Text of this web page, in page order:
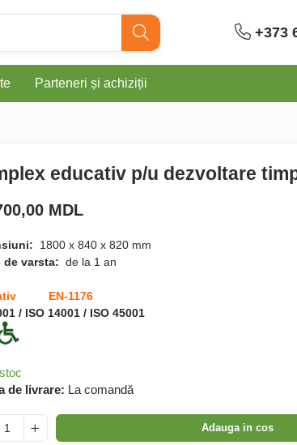
+373
Parteneri și achiziții
educativ p/u dezvoltare
MDL
1800 x 840 x 820 mm
de varsta: de la 1 an
EN-1176
/ ISO 14001 / ISO 45001
de livrare: La comandă
Adauga in cos